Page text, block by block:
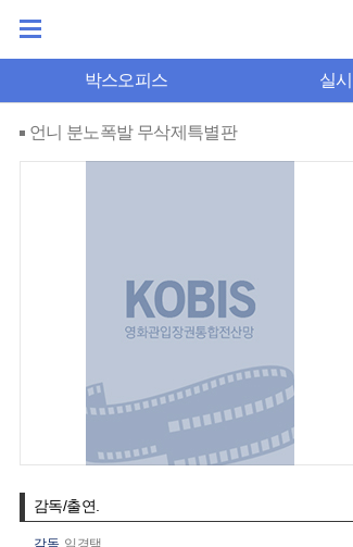
박스오피스 실
언니 분노폭발 무삭제특별판
감독/출연.
감독 임경택